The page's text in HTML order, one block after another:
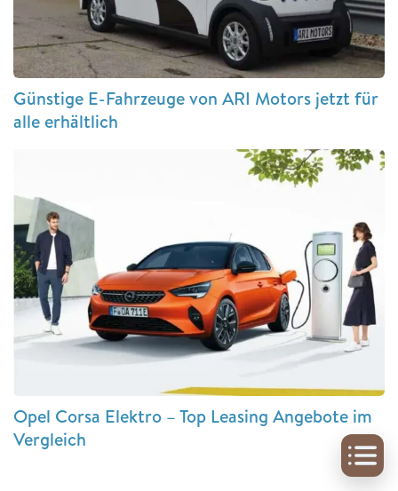
Günstige E-Fahrzeuge von ARI Motors jetzt für
alle erhältlich
Opel Corsa Elektro – Top Leasing Angebote im
Vergleich